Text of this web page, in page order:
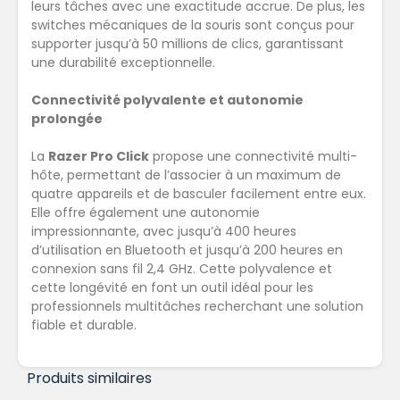
leurs tâches avec une exactitude accrue. De plus, les
switches mécaniques de la souris sont conçus pour
supporter jusqu’à 50 millions de clics, garantissant
une durabilité exceptionnelle.
Connectivité polyvalente et autonomie
prolongée
La Razer Pro Click propose une connectivité multi-
hôte, permettant de l’associer à un maximum de
quatre appareils et de basculer facilement entre eux.
Elle offre également une autonomie
impressionnante, avec jusqu’à 400 heures
d’utilisation en Bluetooth et jusqu’à 200 heures en
connexion sans fil 2,4 GHz. Cette polyvalence et
cette longévité en font un outil idéal pour les
professionnels multitâches recherchant une solution
fiable et durable.
Produits similaires